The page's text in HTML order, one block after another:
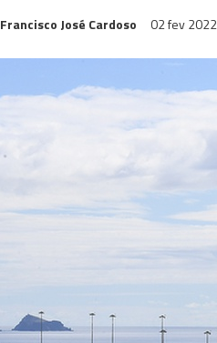
Francisco José Cardoso 02 fev 2022